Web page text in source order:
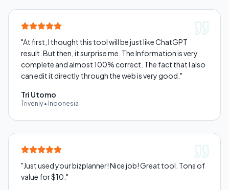
"At first, I thought this tool will be just like ChatGPT
result. But then, it surprise me. The Information is very
complete and almost 100% correct. The fact that I also
can edit it directly through the web is very good. "
Tri Utomo
Trivenly • Indonesia
"Just used your bizplanner! Nice job! Great tool. Tons of
value for $10. "